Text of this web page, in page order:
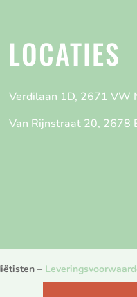
LOCATIES
Verdilaan 1D, 2671 VW
Van Rijnstraat 20, 2678
–